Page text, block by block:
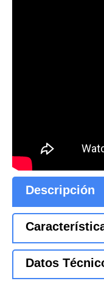
Descripción
Datos